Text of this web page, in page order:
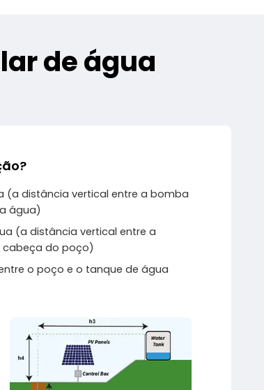
de água
(a distância vertical entre a bomba
água)
(a distância vertical entre a
cabeça do poço)
o poço e o tanque de água